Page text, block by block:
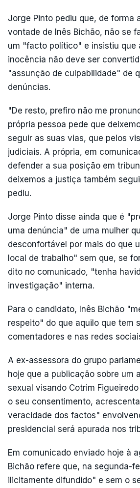
Jorge Pinto pediu que, de forma
vontade de Inês Bichão, não se
um "facto político" e insistiu que
inocência não deve ser
"assunção de culpabilidade" de
denúncias.
"De resto, prefiro não me
própria pessoa pede que
seguir as suas vias, que pelos
judiciais. A própria, em
defender a sua posição em
deixemos a justiça também
pediu.
Jorge Pinto disse ainda que é
uma denúncia" de uma mulher
desconfortável por mais do que
local de trabalho" sem que, se
dito no comunicado, "tenha
investigação" interna.
Para o candidato, Inês Bichão
respeito" do que aquilo que tem
comentadores e nas redes
A ex-assessora do grupo
hoje que a publicação sobre um
sexual visando Cotrim
o seu consentimento,
veracidade dos factos"
presidencial será apurada nos
Em comunicado enviado hoje à
Bichão refere que, na segunda-
ilicitamente difundido" e sem o